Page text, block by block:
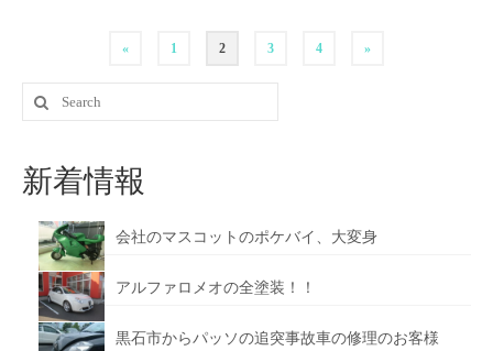
« 1 2 3 4 »
新着情報
会社のマスコットのポケバイ、大変身
アルファロメオの全塗装！！
黒石市からパッソの追突事故車の修理のお客様